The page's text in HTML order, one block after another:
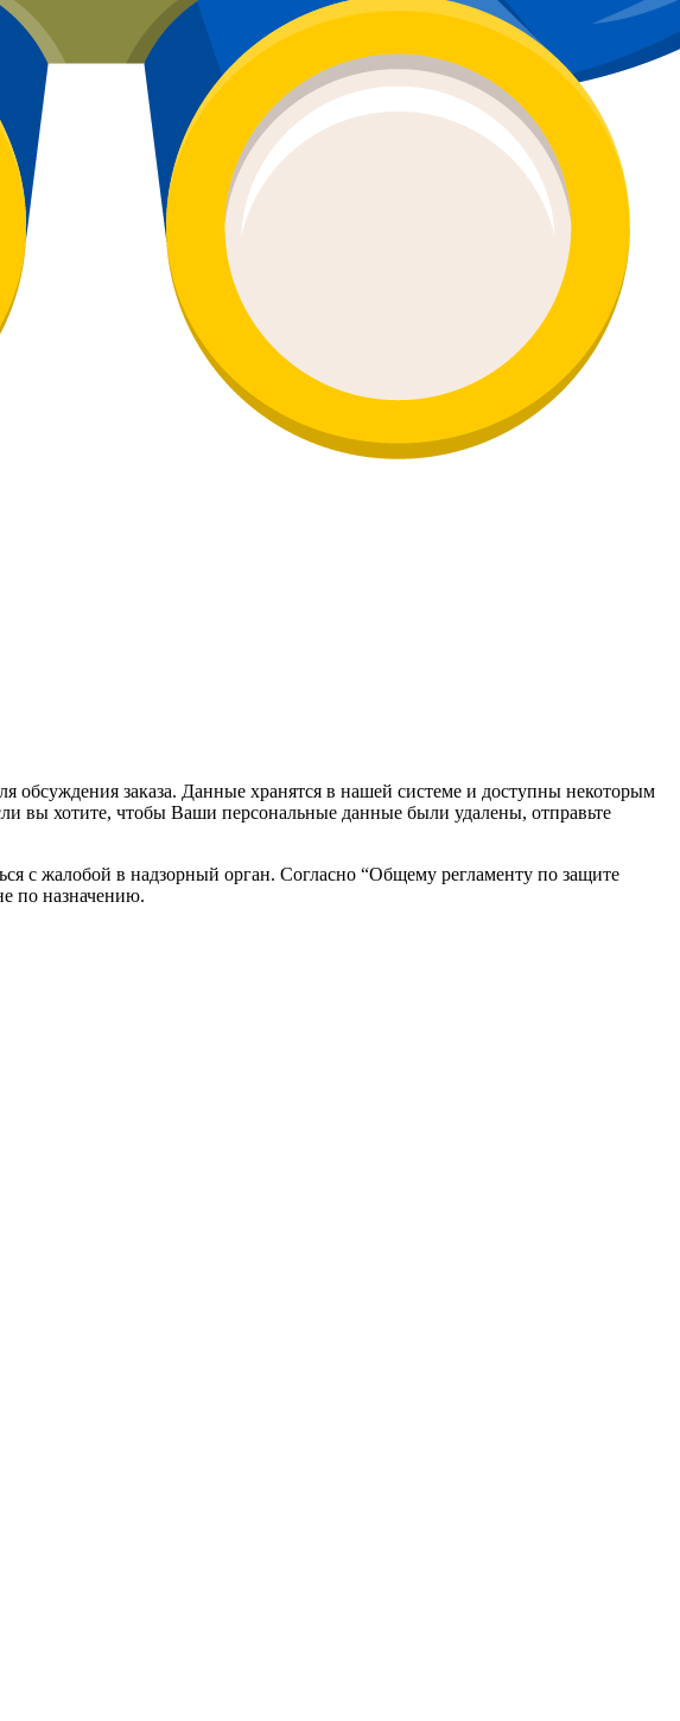
заказа. Данные хранятся в нашей системе и доступны некоторым
вы хотите, чтобы Ваши персональные данные были удалены, отправьте
с жалобой в надзорный орган. Согласно “Общему регламенту по защите
по назначению.